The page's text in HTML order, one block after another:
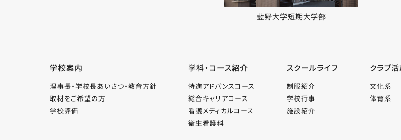
藍野大学短期大学部
学校案内
理事長・学校長あいさつ・教育方針
取材をご希望の方
学校評価
学科・コース紹介
特進アドバンスコース
総合キャリアコース
看護メディカルコース
衛生看護科
スクールライフ
制服紹介
学校行事
施設紹介
クラブ
文化系
体育系